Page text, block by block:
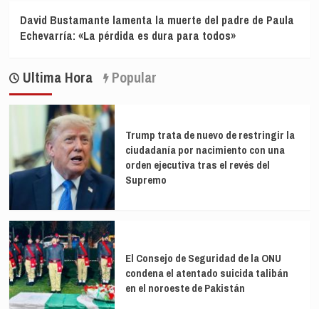
David Bustamante lamenta la muerte del padre de Paula
Echevarría: «La pérdida es dura para todos»
Ultima Hora Popular
Trump trata de nuevo de restringir la
ciudadanía por nacimiento con una
orden ejecutiva tras el revés del
Supremo
El Consejo de Seguridad de la ONU
condena el atentado suicida talibán
en el noroeste de Pakistán